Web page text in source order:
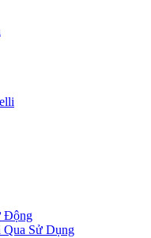
Động
Qua Sử Dụng